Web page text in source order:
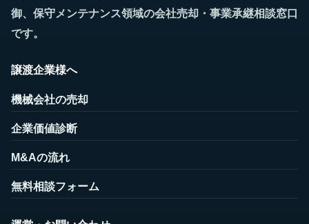
御、保守メンテナンス領域の会社売却・事業承継相談窓口
です。
譲渡企業様へ
機械会社の売却
企業価値診断
M&Aの流れ
無料相談フォーム